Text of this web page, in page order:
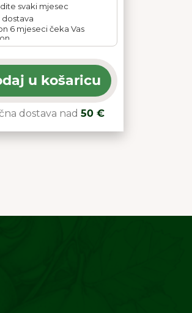
svaki mjesec
dostava
6 mjeseci čeka Vas
u košaricu
dostava nad 50 €